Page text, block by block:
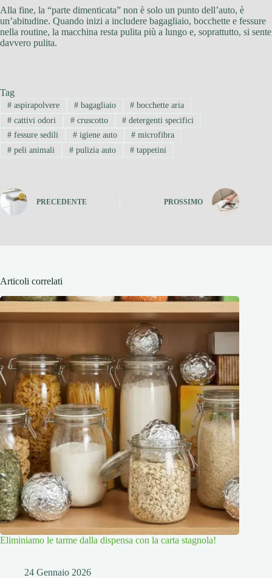
Alla fine, la “parte dimenticata” non è solo un punto dell’auto, è
un’abitudine. Quando inizi a includere bagagliaio, bocchette e fessure
nella routine, la macchina resta pulita più a lungo e, soprattutto, si sente
davvero pulita.
Tag
#aspirapolvere #bagagliaio # bocchette aria
#cattivi odori #cruscotto # detergenti specifici
#fessure sedili #igiene auto # microfibra
#peli animali #pulizia auto # tappetini
PRECEDENTE PROSSIMO
Articoli correlati
Eliminiamo le tarme dalla dispensa con la carta stagnola!
24 Gennaio 2026